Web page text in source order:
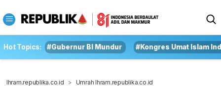
Hot Topics: #Gubernur BI Mundur #Kongres Umat Islam
Ihram.republika.co.id
Umrah Ihram.republika.co.id